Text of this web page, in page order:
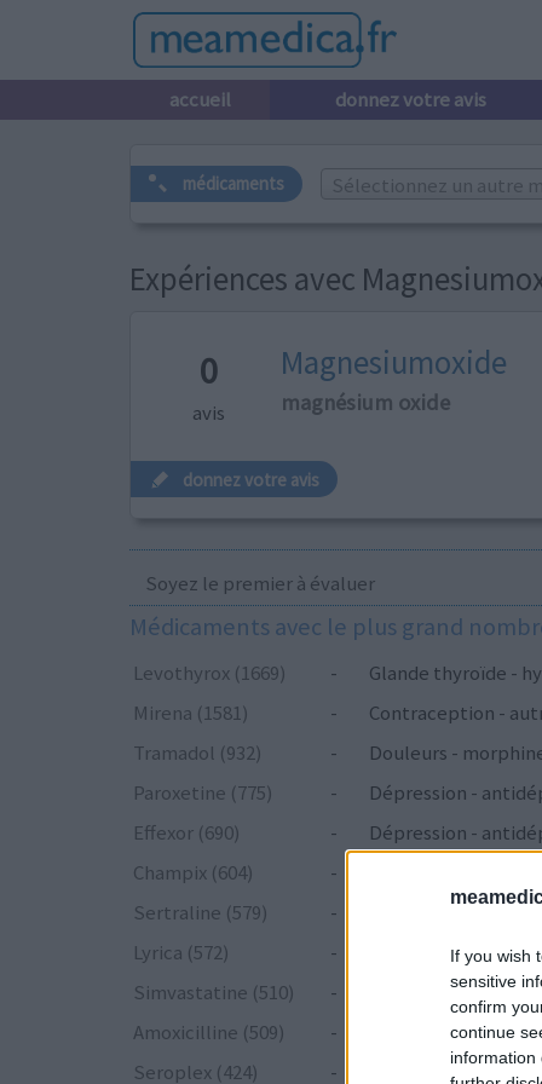
If you wish
sensitive
confirm
continue
information
accueil donnez votre avis
médicaments Sélectionnez un autre
Expériences avec
0
avis
Magnesiumoxide
magnésium oxide
donnez votre avis
Soyez le premier à évaluer
Médicaments avec le plus grand
Levothyrox (1669) -
Glande thyroïde -
Mirena (1581)
-
Contraception -
Tramadol (932)
-
Douleurs -
Paroxetine (775)
-
Dépression -
Effexor (690)
-
Dépression -
Champix (604)
-
Sertraline (579)
-
Dépression -
Lyrica (572)
-
Simvastatine (510)
-
Cholestérol
Amoxicilline (509)
-
Antibiotiques -
Seroplex (424)
-
Dépression -